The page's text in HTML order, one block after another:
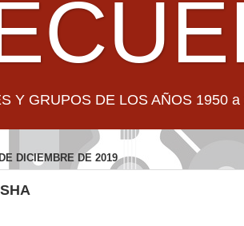
Y GRUPOS DE LOS AÑOS 1950
DICIEMBRE DE 2019